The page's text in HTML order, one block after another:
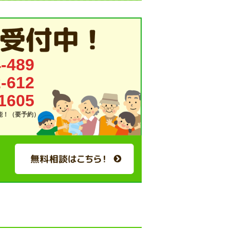
489
612
（要予約）